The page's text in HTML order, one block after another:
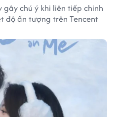
chú ý khi liên tiếp chinh
độ ấn tượng trên Tencent